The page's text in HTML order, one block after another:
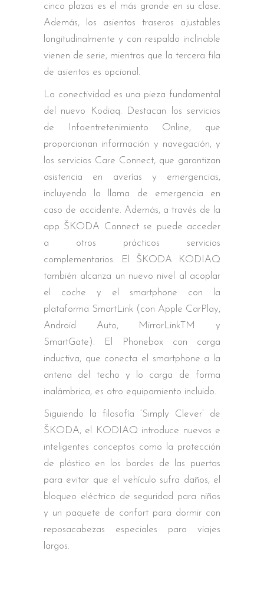
cinco plazas es el más grande en su clase.
Además, los asientos traseros ajustables
longitudinalmente y con respaldo inclinable
vienen de serie, mientras que la tercera fila
de asientos es opcional.
La conectividad es una pieza fundamental
del nuevo Kodiaq. Destacan los servicios
de Infoentretenimiento Online, que
proporcionan información y navegación, y
los servicios Care Connect, que garantizan
asistencia en averías y emergencias,
incluyendo la llama de emergencia en
caso de accidente. Además, a través de la
app ŠKODA Connect se puede acceder
a otros prácticos servicios
complementarios. El ŠKODA KODIAQ
también alcanza un nuevo nivel al acoplar
el coche y el smartphone con la
plataforma SmartLink (con Apple CarPlay,
Android Auto, MirrorLinkTM y
SmartGate). El Phonebox con carga
inductiva, que conecta el smartphone a la
antena del techo y lo carga de forma
inalámbrica, es otro equipamiento incluido.
Siguiendo la filosofía ‘Simply Clever’ de
ŠKODA, el KODIAQ introduce nuevos e
inteligentes conceptos como la protección
de plástico en los bordes de las puertas
para evitar que el vehículo sufra daños, el
bloqueo eléctrico de seguridad para niños
y un paquete de confort para dormir con
reposacabezas especiales para viajes
largos.